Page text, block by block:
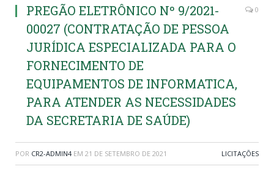
PREGÃO ELETRÔNICO Nº 9/2021-
00027 (CONTRATAÇÃO DE PESSOA
JURÍDICA ESPECIALIZADA PARA O
FORNECIMENTO DE
EQUIPAMENTOS DE INFORMATICA,
PARA ATENDER AS NECESSIDADES
DA SECRETARIA DE SAÚDE)
0
POR CR2-ADMIN4 EM 21 DE SETEMBRO DE 2021 LICITAÇÕES